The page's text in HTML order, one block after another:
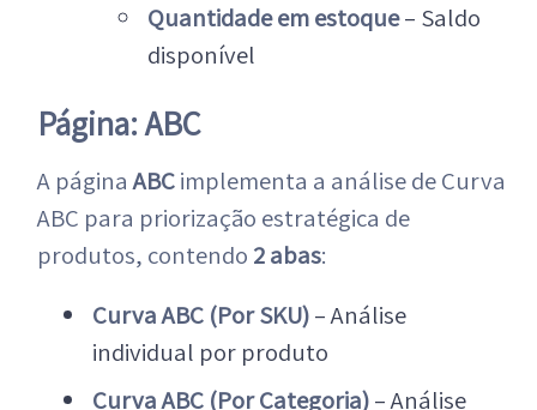
Quantidade em estoque– Saldo
disponível
Página: ABC
A páginaABCimplementa a análise de Curva
ABC para priorização estratégica de
produtos, contendo 2 abas:
Curva ABC (Por SKU)– Análise
individual por produto
Curva ABC (Por Categoria)– Análise